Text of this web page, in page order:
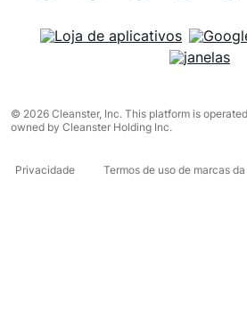
© 2026 Cleanster, Inc. This platform is
owned by Cleanster Holding Inc.
Privacidade Termos de uso de marcas